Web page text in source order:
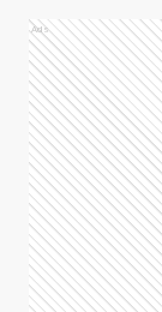
Ads